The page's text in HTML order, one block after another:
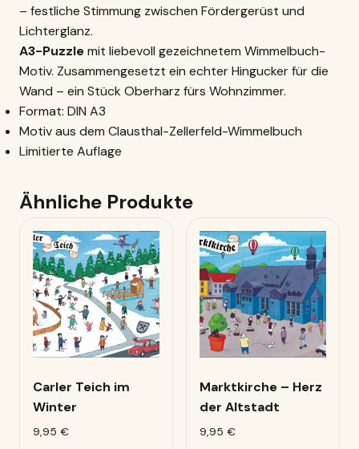
– festliche Stimmung zwischen Fördergerüst und
Lichterglanz.
A3-Puzzlemit liebevoll gezeichnetem Wimmelbuch-
Motiv. Zusammengesetzt ein echter Hingucker für die
Wand – ein Stück Oberharz fürs Wohnzimmer.
Format: DIN A3
Motiv aus dem Clausthal-Zellerfeld-Wimmelbuch
Limitierte Auflage
Ähnliche Produkte
Carler Teich im
Winter
9,95 €
Marktkirche – Herz
der Altstadt
9,95 €